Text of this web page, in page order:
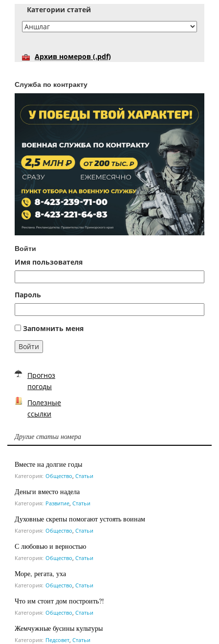
Категории статей
Архив номеров (.pdf)
Служба по контракту
Войти
Имя пользователя
Пароль
Запомнить меня
Войти
Прогноз
погоды
Полезные
ссылки
Другие статьи номера
Вместе на долгие годы
Категория: Общество Статьи
Деньги вместо надела
Категория: Развитие Статьи
Духовные скрепы помогают устоять воинам
Категория: Общество Статьи
С любовью и верностью
Категория: Общество Статьи
Море, регата, уха
Категория: Общество Статьи
Что им стоит дом построить?!
Категория: Общество Статьи
Жемчужные бусины культуры
Категория: Педсовет Статьи